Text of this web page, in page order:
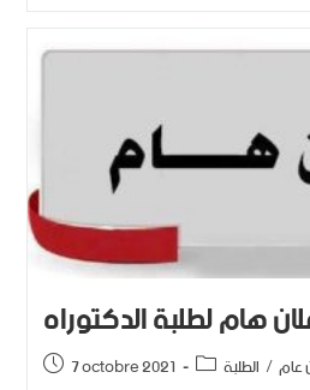
هام لطلبة الدكتوراه
7 octobre 2021 عام/ الطلبة